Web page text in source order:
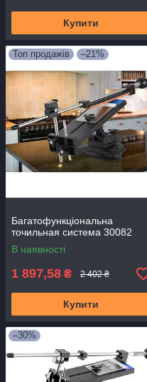
Купити
Топ продажів –21%
Багатофункціональна
точильная система 30082
В наявності
1 897,58 ₴ 2 402 ₴
Купити
–30%